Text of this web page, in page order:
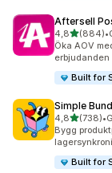
Aftersell
4,8av 5(884)
884 •
Öka AOV
Built for
Simple
4,8av 5(738)
738 •
Bygg
Built for